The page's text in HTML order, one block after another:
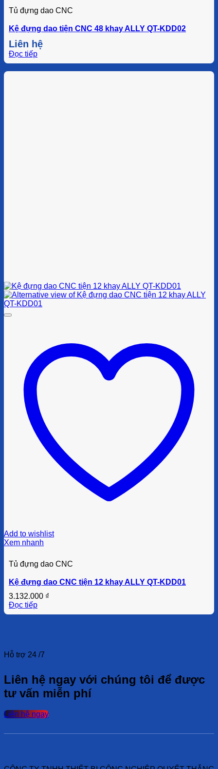
Tủ đựng dao CNC
Kệ đựng dao tiện CNC 48 khay ALLY QT-KDD02
Liên hệ
Đọc tiếp
Add to wishlist
Xem nhanh
Tủ đựng dao CNC
Kệ đựng dao CNC tiện 12 khay ALLY QT-KDD01
3.132.000 ₫
Đọc tiếp
Hỗ trợ 24 /7
Liên hệ ngay với chúng tôi để được
tư vấn miễn phí
Liên hệ ngay